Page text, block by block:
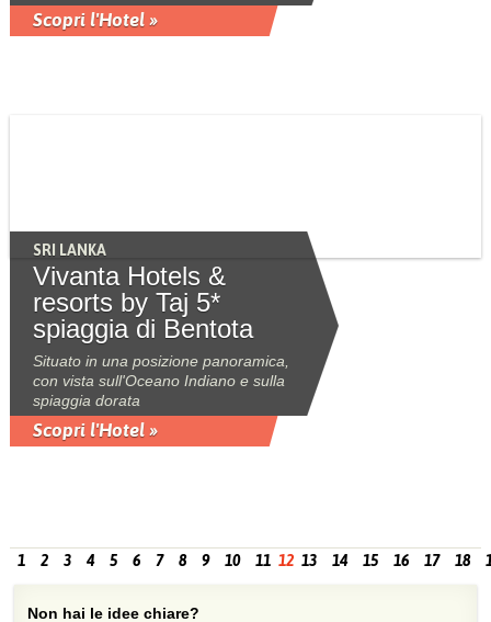
Scopri l'Hotel »
SRI LANKA
Vivanta Hotels &
resorts by Taj 5*
spiaggia di Bentota
Situato in una posizione panoramica,
con vista sull'Oceano Indiano e sulla
spiaggia dorata
Scopri l'Hotel »
1 2 3 4 5 6 7 8 9 10 11 12 13 14 15 16 17 18
Non hai le idee chiare?